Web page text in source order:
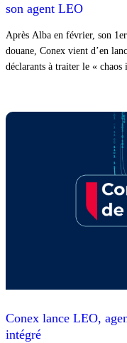
son agent LEO
Après Alba en février, son
douane, Conex vient d’en
déclarants à traiter le «
Conex lance LEO,
intégré